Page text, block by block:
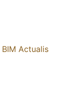
Actualis